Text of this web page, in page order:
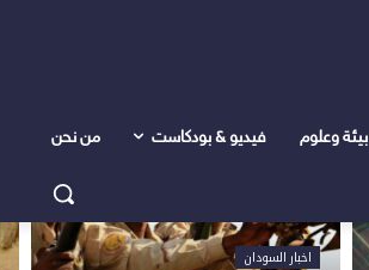
بيئة وعلوم فيديو & بودكاست من نحن
اخبار السودان